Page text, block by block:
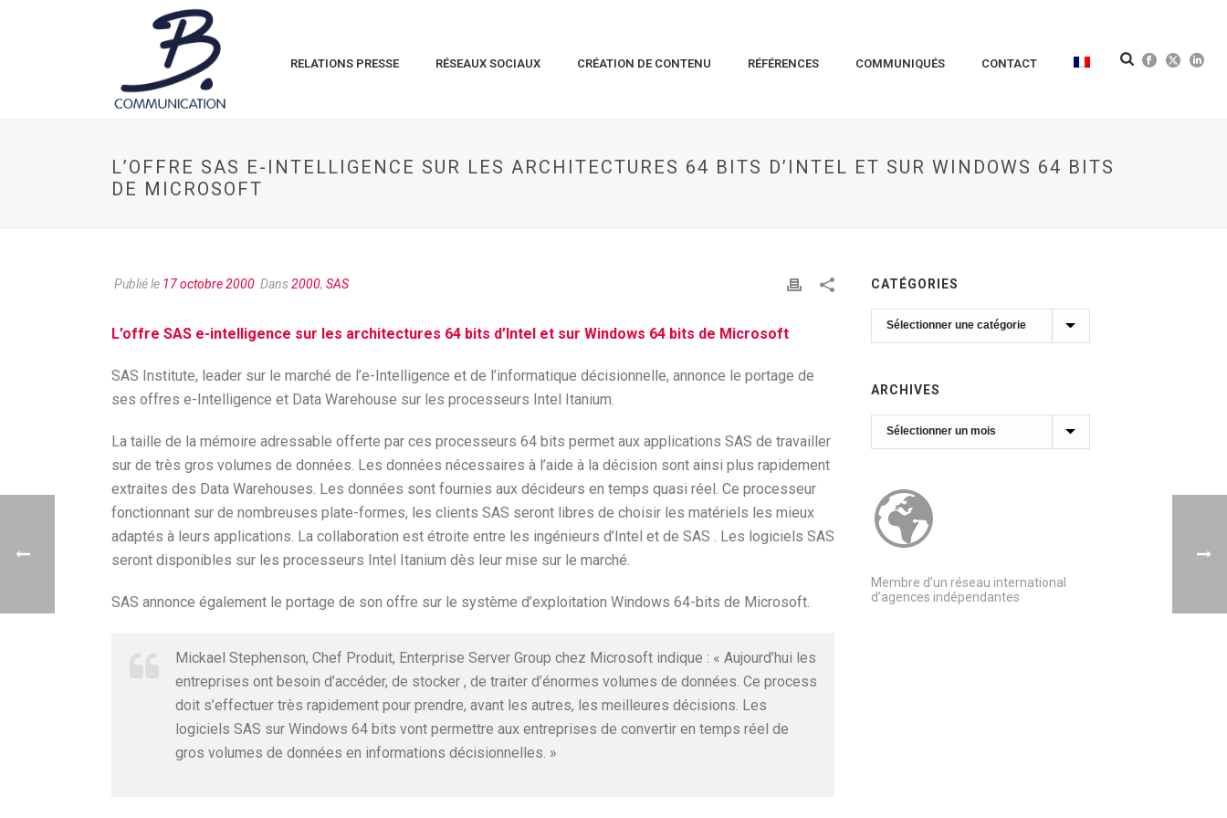
RELATIONS PRESSE RÉSEAUX SOCIAUX CRÉATION DE CONTENU RÉFÉRENCES COMMUNIQUÉS CONTACT
L’OFFRE SAS E-INTELLIGENCE SUR LES ARCHITECTURES 64 BITS D’INTEL ET SUR WINDOWS 64 BITS
DE MICROSOFT
Publié le 17 octobre 2000 Dans2000, SAS
L’offre SAS e-intelligence sur les architectures 64 bits d’Intel et sur Windows 64 bits de Microsoft
SAS Institute, leader sur le marché de l’e-Intelligence et de l’informatique décisionnelle, annonce le portage de
ses offres e-Intelligence et Data Warehouse sur les processeurs Intel Itanium.
La taille de la mémoire adressable offerte par ces processeurs 64 bits permet aux applications SAS de travailler
sur de très gros volumes de données. Les données nécessaires à l’aide à la décision sont ainsi plus rapidement
extraites des Data Warehouses. Les données sont fournies aux décideurs en temps quasi réel. Ce processeur
fonctionnant sur de nombreuses plate-formes, les clients SAS seront libres de choisir les matériels les mieux
adaptés à leurs applications. La collaboration est étroite entre les ingénieurs d’Intel et de SAS . Les logiciels SAS
seront disponibles sur les processeurs Intel Itanium dès leur mise sur le marché.
SAS annonce également le portage de son offre sur le système d’exploitation Windows 64-bits de Microsoft.
Mickael Stephenson, Chef Produit, Enterprise Server Group chez Microsoft indique : « Aujourd’hui les
entreprises ont besoin d’accéder, de stocker , de traiter d’énormes volumes de données. Ce process
doit s’effectuer très rapidement pour prendre, avant les autres, les meilleures décisions. Les
logiciels SAS sur Windows 64 bits vont permettre aux entreprises de convertir en temps réel de
gros volumes de données en informations décisionnelles. »
CATÉGORIES
Catégories
ARCHIVES
Archives
Membre d’un réseau international
d’agences indépendantes